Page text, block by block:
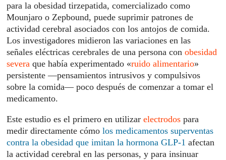
para la obesidad tirzepatida, comercializado como
Mounjaro o Zepbound, puede suprimir patrones de
actividad cerebral asociados con los antojos de comida.
Los investigadores midieron las variaciones en las
señales eléctricas cerebrales de una persona conobesidad
severa que había experimentado «ruido alimentario»
persistente —pensamientos intrusivos y compulsivos
sobre la comida— poco después de comenzar a tomar el
medicamento.
Este estudio es el primero en utilizarelectrodos para
medir directamente cómolos medicamentos superventas
contra la obesidad que imitan la hormona GLP-1 afectan
la actividad cerebral en las personas, y para insinuar